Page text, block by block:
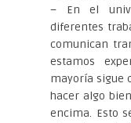
– En el
diferentes
comunican
estamos
mayoría sigue
hacer algo
encima. Esto